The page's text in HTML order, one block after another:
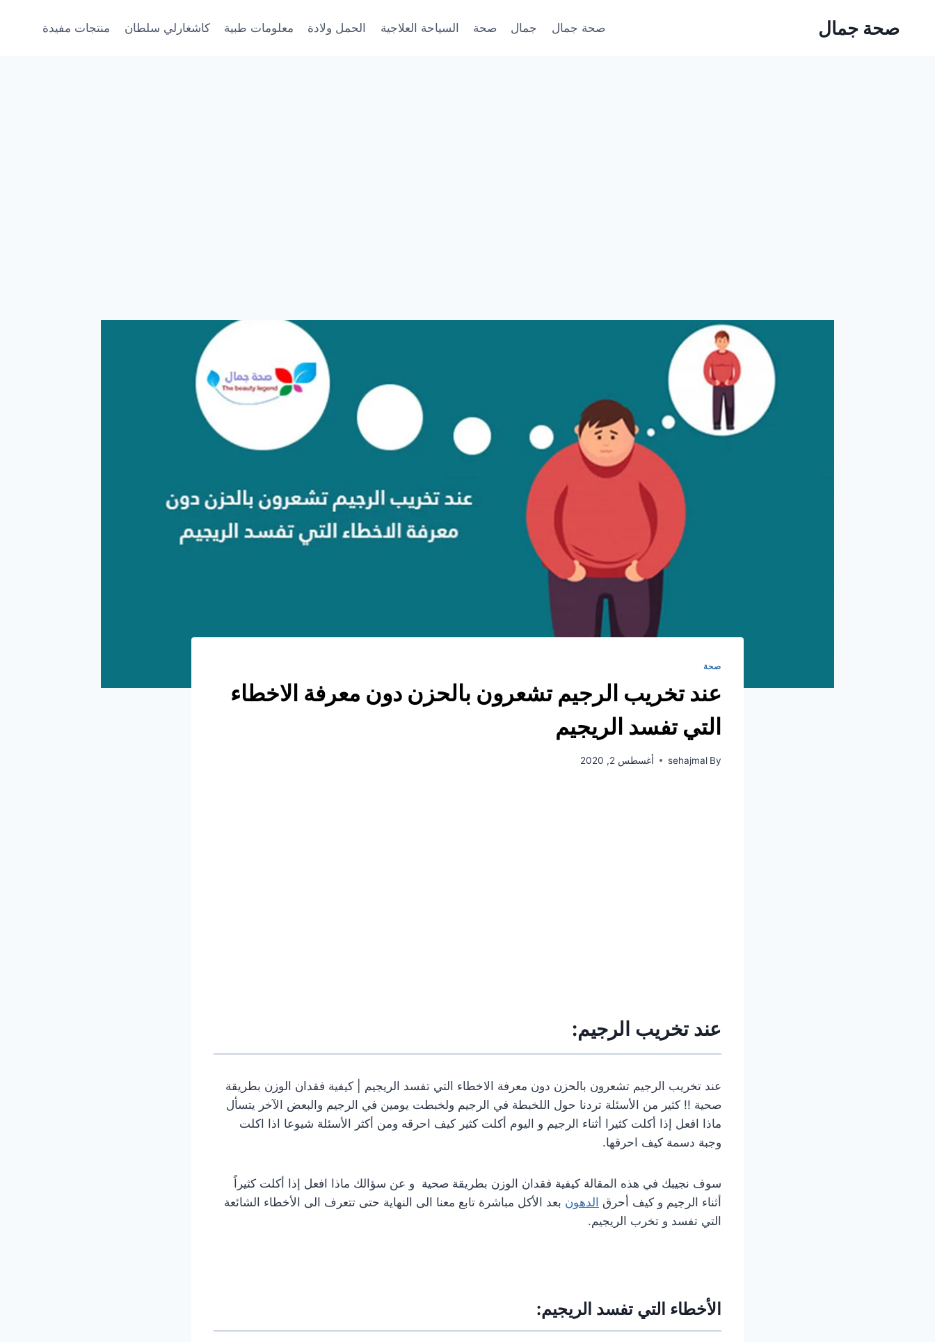
صحة جمال صحة جمال جمال صحة السياحة العلاجية الحمل ولادة معلومات طبية كاشغارلي سلطان منتجات مفيدة
صحة
عند تخريب الرجيم تشعرون بالحزن دون معرفة الاخطاء
التي تفسد الريجيم
By
sehajmal أغسطس 2, 2020
عند تخريب الرجيم:
عند تخريب الرجيم تشعرون بالحزن دون معرفة الاخطاء التي تفسد الريجيم | كيفية فقدان الوزن بطريقة
صحية !! كثير من الأسئلة تردنا حول اللخبطة في الرجيم ولخبطت يومين في الرجيم والبعض الآخر يتسأل
ماذا افعل إذا أكلت كثيرا أثناء الرجيم و اليوم أكلت كثير كيف احرقه ومن أكثر الأسئلة شيوعا اذا اكلت
وجبة دسمة كيف احرقها.
سوف نجيبك في هذه المقالة كيفية فقدان الوزن بطريقة صحية و عن سؤالك ماذا افعل إذا أكلت كثيراً
أثناء الرجيم و كيف أحرق الدهون بعد الأكل مباشرة تابع معنا الى النهاية حتى تتعرف الى الأخطاء الشائعة
التي تفسد و تخرب الريجيم.
الأخطاء التي تفسد الريجيم: